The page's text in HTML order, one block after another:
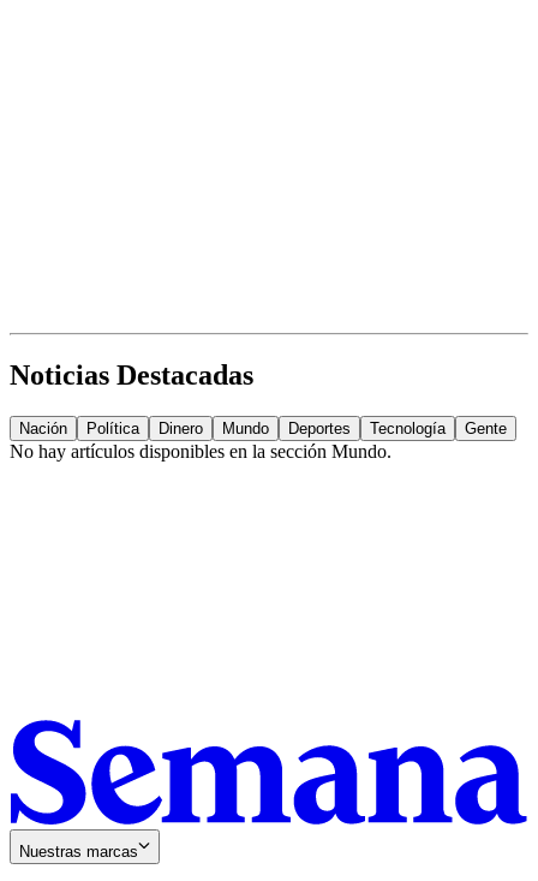
Noticias Destacadas
Nación Política Dinero Mundo Deportes Tecnología Gente
No hay artículos disponibles en la sección Mundo.
Nuestras marcas